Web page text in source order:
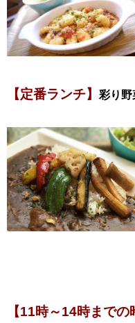
【定番ランチ】 彩り
【11時～14時までの